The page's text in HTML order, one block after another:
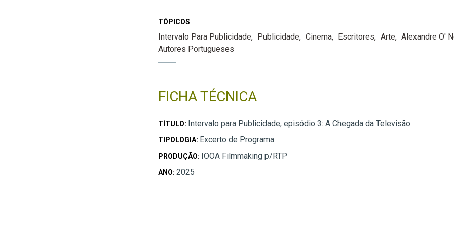
TÓPICOS
Intervalo Para Publicidade Publicidade Cinema Escritores Arte
Alexandre O'
Autores Portugueses
FICHA TÉCNICA
TÍTULO: Intervalo para Publicidade, episódio 3: A Chegada da Televisão
TIPOLOGIA: Excerto de Programa
PRODUÇÃO: IOOA Filmmaking p/RTP
ANO: 2025